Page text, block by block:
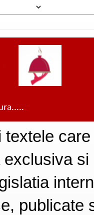
textele
publicate